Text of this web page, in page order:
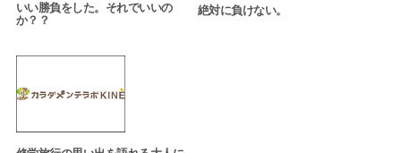
いい勝負をした。それでいいの
か？？
絶対に負けない。